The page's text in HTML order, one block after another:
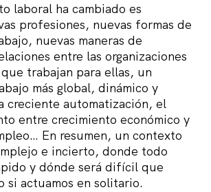
laboral ha cambiado es
profesiones, nuevas formas de
nuevas maneras de
entre las organizaciones
trabajan para ellas, un
más global, dinámico y
creciente automatización, el
entre crecimiento económico y
En resumen, un contexto
e incierto, donde todo
y dónde será difícil que
si actuamos en solitario.